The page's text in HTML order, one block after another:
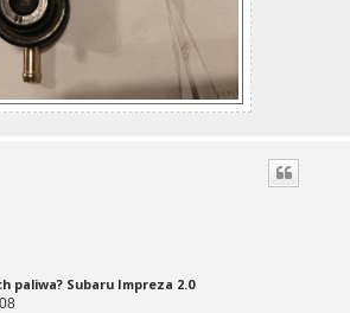
paliwa? Subaru Impreza 2.0